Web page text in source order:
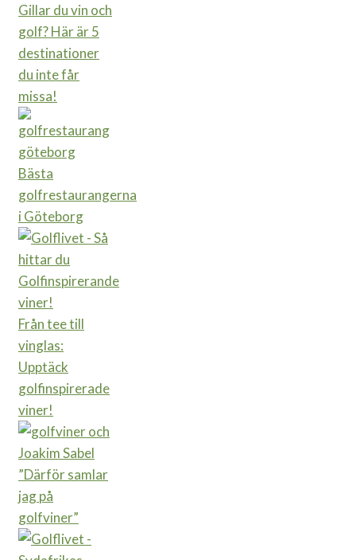
Gillar du vin och
golf? Här är 5
destinationer
du inte får
missa!
Bästa
golfrestaurangerna
i Göteborg
Från tee till
vinglas:
Upptäck
golfinspirerade
viner!
”Därför samlar
jag på
golfviner”